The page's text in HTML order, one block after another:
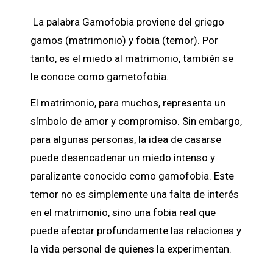
La palabra Gamofobia proviene del griego
gamos (matrimonio) y fobia (temor). Por
tanto, es el miedo al matrimonio, también se
le conoce como gametofobia.
El matrimonio, para muchos, representa un
símbolo de amor y compromiso. Sin embargo,
para algunas personas, la idea de casarse
puede desencadenar un miedo intenso y
paralizante conocido como gamofobia. Este
temor no es simplemente una falta de interés
en el matrimonio, sino una fobia real que
puede afectar profundamente las relaciones y
la vida personal de quienes la experimentan.